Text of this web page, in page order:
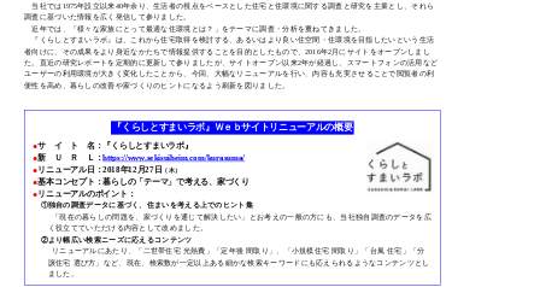
当社では1975年設立以来40年余り、生活者の視点をベースとした住宅と住環境に関する調査と研究を主業とし、それら
調査に基づいた情報を広く発信して参りました。
近年では、「様々な家族にとって最適な住環境とは？」をテーマに調査・分析を重ねてきました。
『くらしとすまいラボ』は、これから住宅取得を検討する、あるいはより良い住空間・住環境を目指したいという生活
者向けに、その成果をより身近なかたちで情報提供することを目的としたもので、2016年2月にサイトをオープンしまし
た。直近の研究レポートを定期的に更新して参りましたが、サイトオープン以来2年が経過し、スマートフォンの活用など
ユーザーの利用環境が大きく変化したことから、今回、大幅なリニューアルを行い、内容も充実させることで閲覧者の利
便性を高め、暮らしの改善や家づくりのヒントになるよう刷新を図りました。
『くらしとすまいラボ』Ｗｅｂサイトリニューアルの概要
●サ イ ト 名：『くらしとすまいラボ』
●新 Ｕ Ｒ Ｌ：https://www.sekisuiheim.com/kurasuma/
●リニューアル日：2018年12月27日 （木）
●基本コンセプト：暮らしの「テーマ」で考える、家づくり
●リニューアルのポイント：
①独自の調査データに基づく、住まいを考える上でのヒント集
「現在の暮らしの問題を、家づくりを通じて解決したい」とお考えの一般の方にも、当社独自調査のデータを広
く役立てていただける内容として改めました。
②より幅広い検索ニーズに応えるコンテンツ
リニューアルにあたり、「二世帯住宅 光熱費」「定年後 間取り」、「小規模住宅 間取り」「台風 住宅」「分
譲住宅 選び方」など、現在、検索数が一定以上ある細かな検索キーワードにも応えられるようなコンテンツとし
ました。